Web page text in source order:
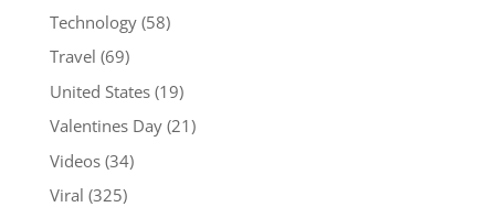
Technology(58)
Travel (69)
United States(19)
Valentines Day(21)
Videos(34)
Viral (325)